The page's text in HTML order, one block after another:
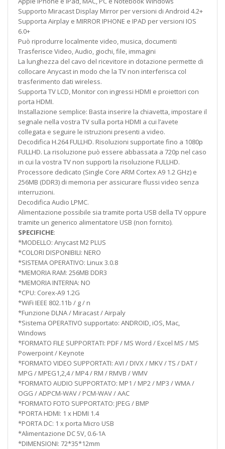
Supporto Miracast Display Mirror per versioni di Android 4.2+
Supporta Airplay e MIRROR IPHONE e IPAD per versioni IOS
6.0+
Può riprodurre localmente video, musica, documenti
Trasferisce Video, Audio, giochi, file, immagini
La lunghezza del cavo del ricevitore in dotazione permette di
collocare Anycast in modo che la TV non interferisca col
trasferimento dati wireless.
Supporta TV LCD, Monitor con ingressi HDMI e proiettori con
porta HDMI.
Installazione semplice: Basta inserire la chiavetta, impostare il
segnale nella vostra TV sulla porta HDMI a cui l’avete
collegata e seguire le istruzioni presenti a video.
Decodifica H.264 FULLHD. Risoluzioni supportate fino a 1080p
FULLHD. La risoluzione può essere abbassata a 720p nel caso
in cui la vostra TV non supporti la risoluzione FULLHD.
Processore dedicato (Single Core ARM Cortex A9 1.2 GHz) e
256MB (DDR3) di memoria per assicurare flussi video senza
interruzioni.
Decodifica Audio LPMC.
Alimentazione possibile sia tramite porta USB della TV oppure
tramite un generico alimentatore USB (non fornito).
SPECIFICHE:
*MODELLO: Anycast M2 PLUS
*COLORI DISPONIBILI: NERO
*SISTEMA OPERATIVO: Linux 3.0.8
*MEMORIA RAM: 256MB DDR3
*MEMORIA INTERNA: NO
*CPU: Corex-A9 1.2G
*WiFi IEEE 802.11b / g / n
*Funzione DLNA / Miracast / Airpaly
*Sistema OPERATIVO supportato: ANDROID, iOS, Mac,
Windows
*FORMATO FILE SUPPORTATI: PDF / MS Word / Excel MS / MS
Powerpoint / Keynote
*FORMATO VIDEO SUPPORTATI: AVI / DIVX / MKV / TS / DAT /
MPG / MPEG1,2,4 / MP4 / RM / RMVB / WMV
*FORMATO AUDIO SUPPORTATO: MP1 / MP2 / MP3 / WMA /
OGG / ADPCM-WAV / PCM-WAV / AAC
*FORMATO FOTO SUPPORTATO: JPEG / BMP
*PORTA HDMI: 1 x HDMI 1.4
*PORTA DC: 1 x porta Micro USB
*Alimentazione DC 5V, 0.6-1A
*DIMENSIONI: 72*35*12mm